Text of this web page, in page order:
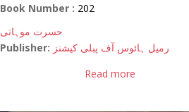
Book Number : 202
حسرت موہانی
Publisher: رمیل ہائوس آف پبلی کیشنز
Read more